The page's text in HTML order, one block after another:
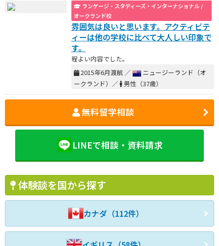
ランゲージ・スタディーズ・インターナショナル /
オークランド校
雰囲気は良いと思います。アクティビテ
ィーは他の学校に比べて大人しい印象で
す。
程よい内容でした。
2015年6月渡航 ／
ニュージーランド（オ
ークランド）／ 男性（37歳）
無料留学相談
LINEで相談・資料請求
体験談を国から探す
カナダ（112件）